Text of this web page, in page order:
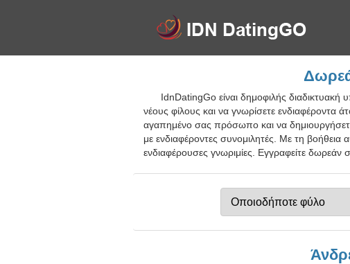
IdnDatingGo είναι δημοφιλής διαδικτυακή
νέους φίλους και να γνωρίσετε ενδιαφέροντα
αγαπημένο σας πρόσωπο και να δημιουργήσετε
με ενδιαφέροντες συνομιλητές. Με τη βοήθεια
ενδιαφέρουσες γνωριμίες. Εγγραφείτε δωρεάν